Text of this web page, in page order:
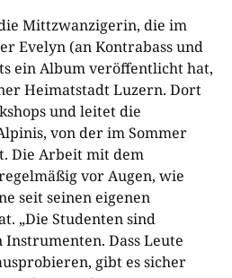
Mittzwanzigerin, die im
Evelyn (an Kontrabass und
ein Album veröffentlicht hat,
Heimatstadt Luzern. Dort
und leitet die
von der im Sommer
Die Arbeit mit dem
vor Augen, wie
seit seinen eigenen
„Die Studenten sind
Dass Leute
gibt es sicher